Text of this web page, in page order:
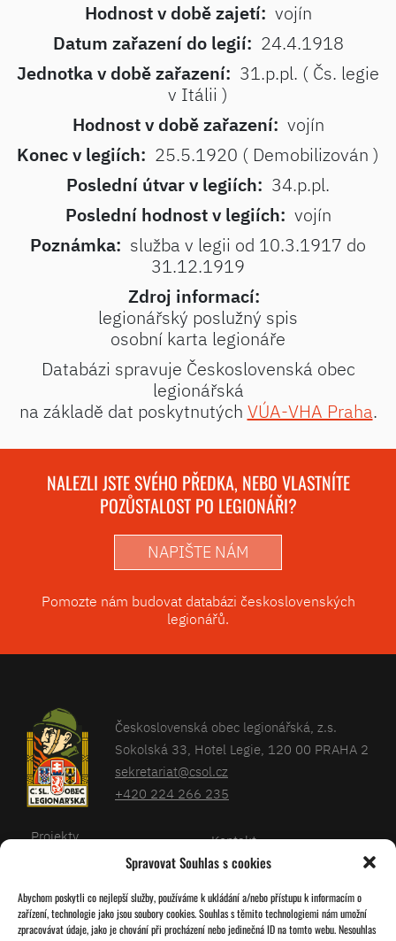
Spravovat Souhlas s cookies
Abychom poskytli co nejlepší služby, používáme k ukládání a/nebo přístupu k informacím o
zařízení, technologie jako jsou soubory cookies. Souhlas s těmito technologiemi nám umožní
zpracovávat údaje, jako je chování při procházení nebo jedinečná ID na tomto webu. Nesouhlas
Hodnost v době zajetí: vojín
Datum zařazení do legií: 24.4.1918
Jednotka v době zařazení: 31.p.pl. ( Čs. legie
v Itálii )
Hodnost v době zařazení: vojín
Konec v legiích: 25.5.1920 ( Demobilizován )
Poslední útvar v legiích: 34.p.pl.
Poslední hodnost v legiích: vojín
Poznámka: služba v legii od 10.3.1917 do
31.12.1919
Zdroj informací:
legionářský poslužný spis
osobní karta legionáře
Databázi spravuje Československá obec
legionářská
na základě dat poskytnutých VÚA-VHA Praha.
NALEZLI JSTE SVÉHO PŘEDKA, NEBO VLASTNÍTE
POZŮSTALOST PO LEGIONÁŘI?
NAPIŠTE NÁM
Pomozte nám budovat databázi československých
legionářů.
Československá obec legionářská, z.s.
Sokolská 33, Hotel Legie, 120 00 PRAHA 2
sekretariat@csol.cz
+420 224 266 235
Projekty
Kalendář
O nás
Kontakt
Databáze legionářů
Pro členy
Zásady cookies